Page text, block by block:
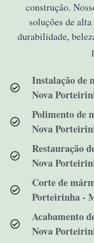
construção.
soluções de
durabilidade,
Instalação de
Nova
Polimento de
Nova
Restauração
Nova
Corte de
Porteirinha -
Acabamento
Nova